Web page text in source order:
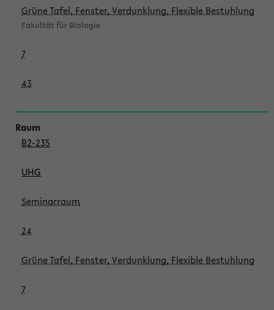
Grüne Tafel, Fenster, Verdunklung, Flexible Bestuhlung
Fakultät für Biologie
7
43
B2-235
UHG
Seminarraum
24
Grüne Tafel, Fenster, Verdunklung, Flexible Bestuhlung
7